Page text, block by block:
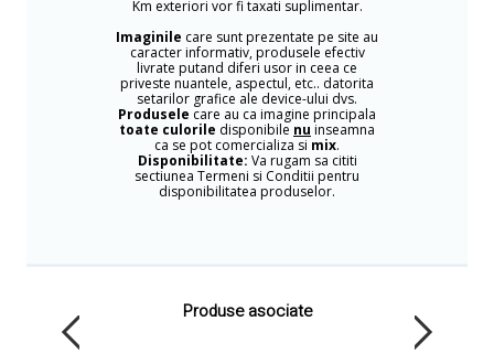
Km exteriori vor fi taxati suplimentar.
Imaginile care sunt prezentate pe site au
caracter informativ, produsele efectiv
livrate putand diferi usor in ceea ce
priveste nuantele, aspectul, etc.. datorita
setarilor grafice ale device-ului dvs.
Produsele care au ca imagine principala
toate culorile disponibile nu inseamna
ca se pot comercializa si mix.
Disponibilitate: Va rugam sa cititi
sectiunea Termeni si Conditii pentru
disponibilitatea produselor.
Produse asociate